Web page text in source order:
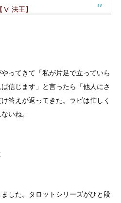
Ⅴ 法王】
ってきて「私が片足で立っていら
信じます」と言ったら「他人にさ
答えが返ってきた。ラビは忙しく
いね。
した。タロットシリーズがひと段